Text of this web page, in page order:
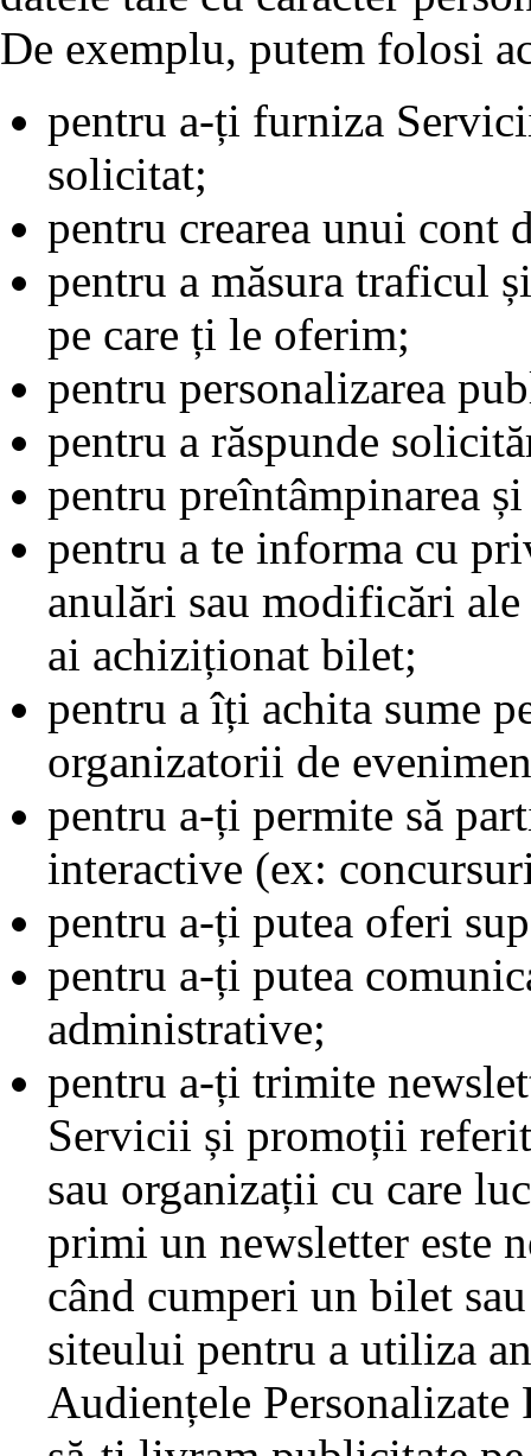
De exemplu, putem folosi
pentru a-ți furniza
solicitat;
pentru crearea unui cont
pentru a măsura traficul
pe care ți le oferim;
pentru personalizarea
pentru a răspunde
pentru preîntâmpinarea
pentru a te informa cu
anulări sau modificări
ai achiziționat bilet;
pentru a îți achita sume
organizatorii de
pentru a-ți permite să
interactive (ex:
pentru a-ți putea oferi
pentru a-ți putea
administrative;
pentru a-ți trimite
Servicii și promoții
sau organizații cu care
primi un newsletter este
când cumperi un bilet
siteului pentru a utiliza
Audiențele